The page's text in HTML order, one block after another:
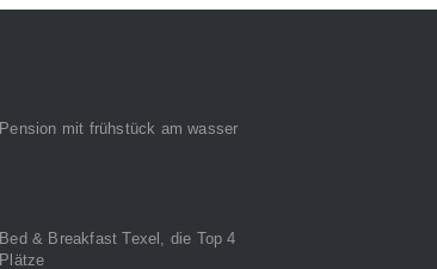
Pension mit frühstück am wasser
Bed & Breakfast Texel, die Top 4
Plätze